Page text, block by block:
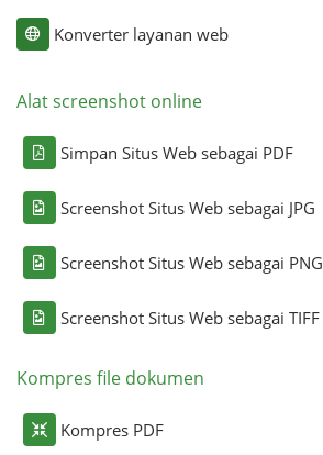
Konverter layanan web
Alat screenshot online
Simpan Situs Web sebagai PDF
Screenshot Situs Web sebagai JPG
Screenshot Situs Web sebagai PNG
Screenshot Situs Web sebagai TIFF
Kompres file dokumen
Kompres PDF